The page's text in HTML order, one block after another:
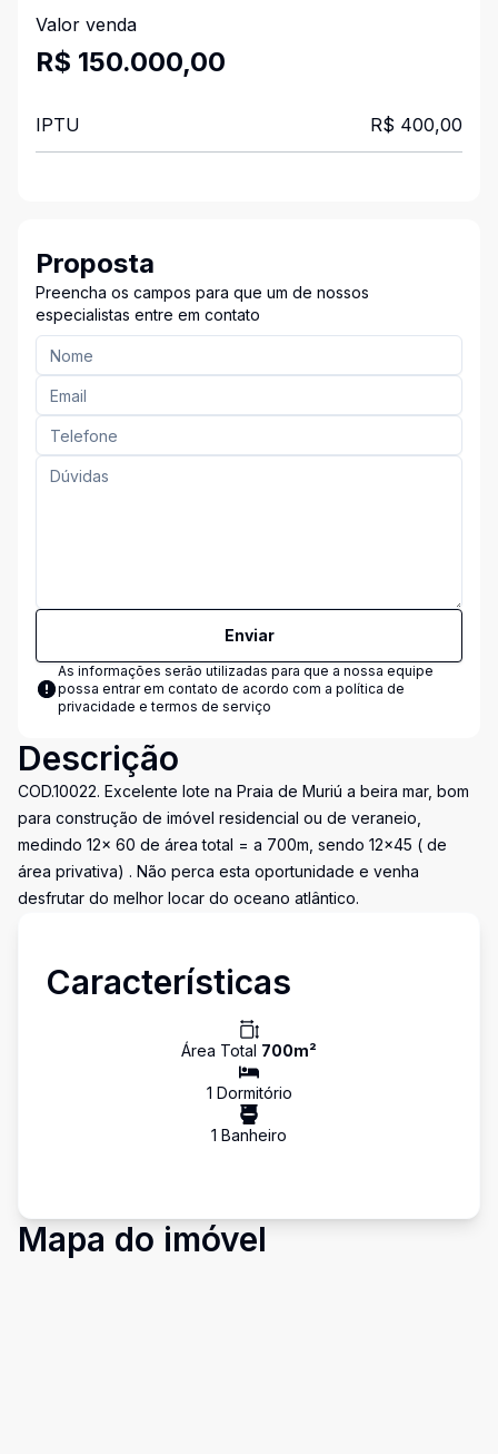
Valor venda
R$ 150.000,00
IPTU R$ 400,00
Proposta
Preencha os campos para que um de nossos
especialistas entre em contato
Enviar
As informações serão utilizadas para que a nossa equipe
possa entrar em contato de acordo com a política de
privacidade e termos de serviço
Descrição
COD.10022. Excelente lote na Praia de Muriú a beira mar, bom
para construção de imóvel residencial ou de veraneio,
medindo 12x 60 de área total = a 700m, sendo 12x45 ( de
área privativa) . Não perca esta oportunidade e venha
desfrutar do melhor locar do oceano atlântico.
Características
Área Total 700m²
1 Dormitório
1 Banheiro
Mapa do imóvel